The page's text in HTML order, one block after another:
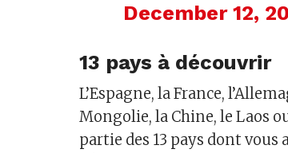
December 12,
13 pays à découvrir
L’Espagne, la France,
Mongolie, la Chine, le Laos
partie des 13 pays dont vous